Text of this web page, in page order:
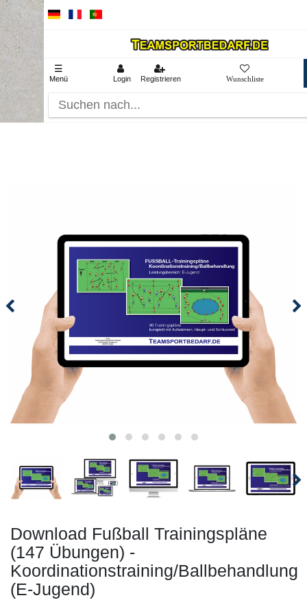
☰
Menü Login Registrieren
Download Fußball Trainingspläne
(147 Übungen) -
Koordinationstraining/Ballbehandlung
(E-Jugend)